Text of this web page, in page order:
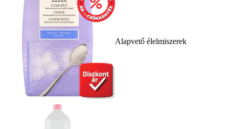
Alapvető élelmiszerek